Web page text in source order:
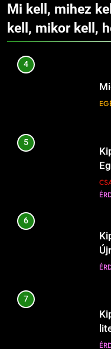
13
9
10
11
12
Mi kell, mihez
kell, mikor kell,
4
5
6
7